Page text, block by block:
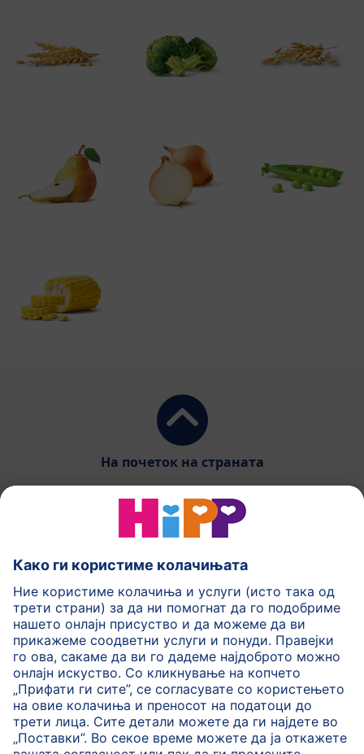
На почеток на страната
HiPP Млечни формули
HiPP Храна за бебиња
HiPP за деца
HiPP Нега за кожа
HiPP Бременост
Политика на приватност
Услови на користење
Импринт
Повеќе за HiPP Контакт